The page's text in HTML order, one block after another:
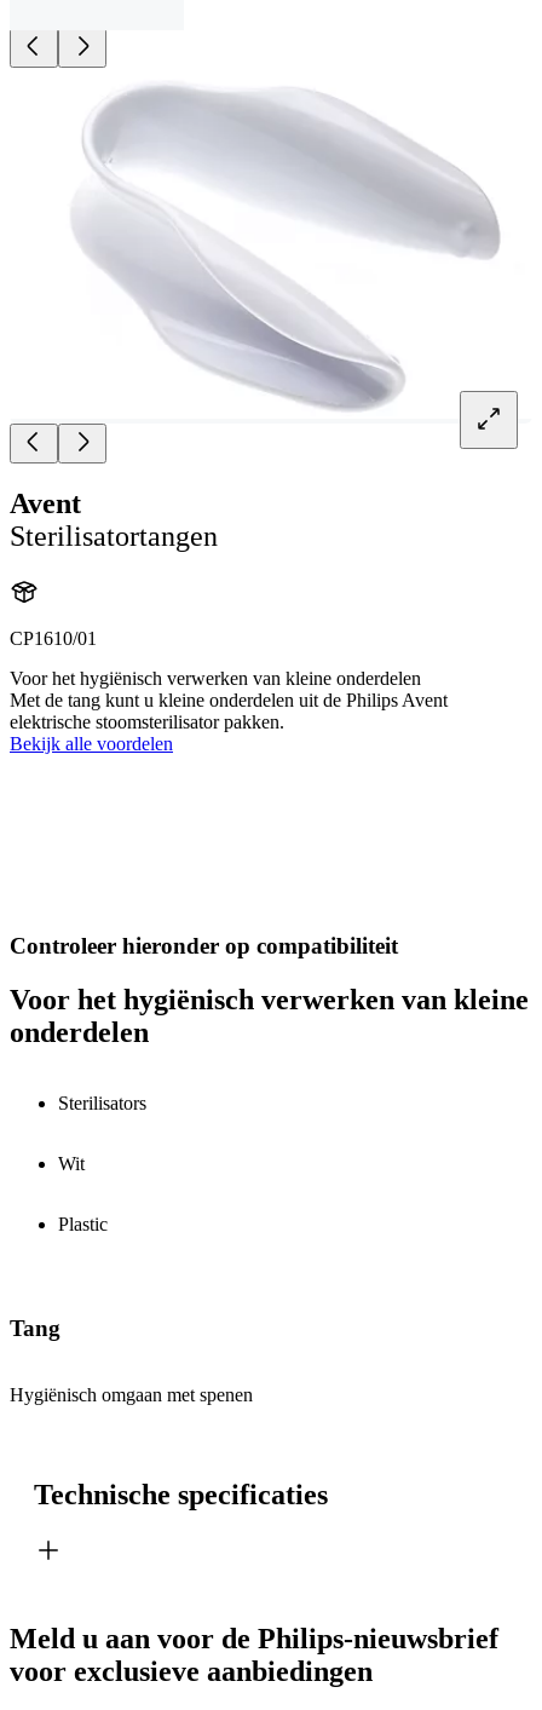
Avent
Sterilisatortangen
CP1610/01
Voor het hygiënisch verwerken van kleine onderdelen
Met de tang kunt u kleine onderdelen uit de Philips Avent
elektrische stoomsterilisator pakken.
Bekijk alle voordelen
Controleer hieronder op compatibiliteit
Voor het hygiënisch verwerken van kleine
onderdelen
Sterilisators
Wit
Plastic
Tang
Hygiënisch omgaan met spenen
Technische specificaties
Meld u aan voor de Philips-nieuwsbrief
voor exclusieve aanbiedingen